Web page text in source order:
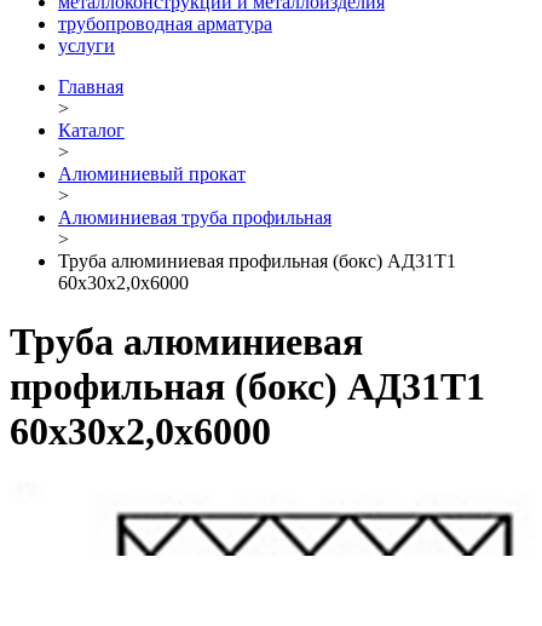
трубопроводная арматура
услуги
Главная
>
Каталог
>
Алюминиевый прокат
>
Алюминиевая труба профильная
>
Труба алюминиевая профильная (бокс) АД31Т1
60х30х2,0х6000
Труба алюминиевая
профильная (бокс) АД31Т1
60х30х2,0х6000